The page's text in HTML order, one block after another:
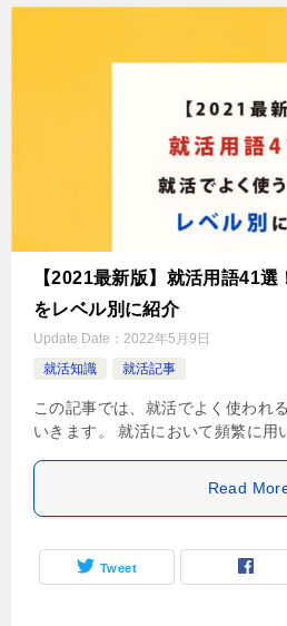
【2021最新版】就活用語41
をレベル別に紹介
Update Date： 2022年5月9日
就活知識
就活記事
この記事では、就活でよく使われ
いきます。 就活において頻繁に
Read
Tweet